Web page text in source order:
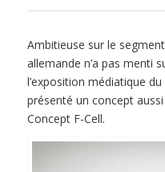
Ambitieuse sur le
allemande n’a pas menti
l’exposition médiatique
présenté un concept
Concept F-Cell.